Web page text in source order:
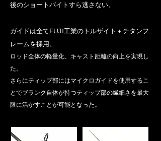
後のショートバイトすら逃さない。
ガイドは全てFUJI工業のトルザイト＋チタンフ
レームを採用。
ロッド全体の軽量化、キャスト距離の向上を実現し
た。
さらにティップ部にはマイクロガイドを使用するこ
とでブランク自体が持つティップ部の繊細さを最大
限に活かすことが可能となった。